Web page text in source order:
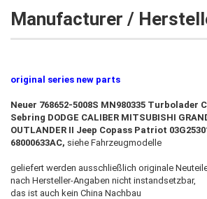
Manufacturer /
original series new parts
Neuer 768652-5008S MN980335 Turbolader
Sebring DODGE CALIBER MITSUBISHI
OUTLANDER II Jeep Copass Patriot
68000633AC, siehe Fahrzeugmodelle
geliefert werden ausschließlich originale
nach Hersteller-Angaben nicht instandsetzbar,
das ist auch kein China Nachbau